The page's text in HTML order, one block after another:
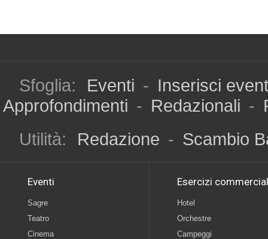
Sfoglia: Eventi - Inserisci
Approfondimenti - Redazionali -
Utilità:
Redazione - Scambio
Eventi
Sagre
Teatro
Cinema
Esercizi
Hotel
Orchestre
Campeggi